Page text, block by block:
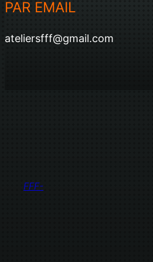
PAR EMAIL
ateliersfff@gmail.com
FFF-